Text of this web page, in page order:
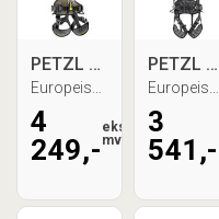
PETZL AVAO BOD FAST Fallsele, Str. 1
4
249,-
eks.
mva
PETZL VOLT Light Fallsele, str 1
3
541,-